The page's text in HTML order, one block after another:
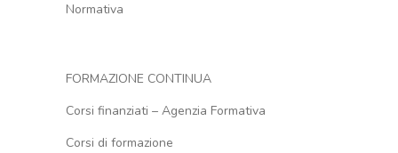
Normativa
FORMAZIONE CONTINUA
Corsi finanziati – Agenzia Formativa
Corsi di formazione